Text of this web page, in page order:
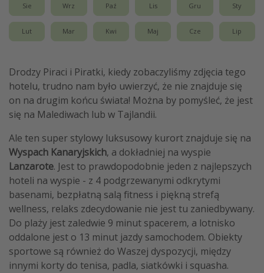
Więcej tematów
Newsy, ciekawostki, porady podróżnicze
Kalendarz podróży
Sie Wrz Paź Lis Gru Sty
Lut Mar Kwi Maj Cze Lip
Drodzy Piraci i Piratki, kiedy zobaczyliśmy zdjęcia tego
hotelu, trudno nam było uwierzyć, że nie znajduje się
on na drugim końcu świata! Można by pomyśleć, że jest
się na Malediwach lub w Tajlandii.
Ale ten super stylowy luksusowy kurort znajduje się na
Wyspach Kanaryjskich, a dokładniej na wyspie
Lanzarote. Jest to prawdopodobnie jeden z najlepszych
hoteli na wyspie - z 4 podgrzewanymi odkrytymi
basenami, bezpłatną salą fitness i piękną strefą
wellness, relaks zdecydowanie nie jest tu zaniedbywany.
Do plaży jest zaledwie 9 minut spacerem, a lotnisko
oddalone jest o 13 minut jazdy samochodem. Obiekty
sportowe są również do Waszej dyspozycji, między
innymi korty do tenisa, padla, siatkówki i squasha.